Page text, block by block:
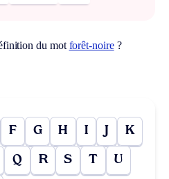
du mot forêt-noire?
F G H I J K
Q R S T U